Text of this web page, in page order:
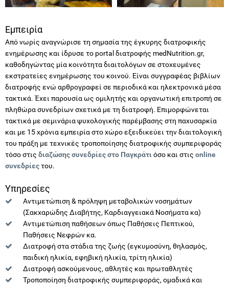
Εμπειρία
Από νωρίς αναγνώρισε τη σημασία της έγκυρης διατροφικής
ενημέρωσης και ίδρυσε το portal διατροφής medNutrition.gr,
καθοδηγώντας μία κοινότητα διαιτολόγων σε στοχευμένες
εκστρατείες ενημέρωσης του κοινού. Είναι συγγραφέας βιβλίων
διατροφής ενώ αρθρογραφεί σε περιοδικά και ηλεκτρονικά μέσα
τακτικά. Έχει παρουσία ως ομιλητής και οργανωτική επιτροπή σε
πληθώρα συνεδρίων σχετικά με τη διατροφή. Επιμορφώνεται
τακτικά με σεμινάρια ψυχολογικής παρέμβασης στη παχυσαρκία
και με 15 χρόνια εμπειρία στο χώρο εξειδικεύει την διαιτολογική
του πράξη με τεχνικές τροποποίησης διατροφικής συμπεριφοράς
τόσο στις διαζώσης συνεδρίες στο Παγκράτιόσο και στις online
συνεδρίεςτου.
Υπηρεσίες
Αντιμετώπιση & πρόληψη μεταβολικών νοσημάτων
(Σακχαρώδης Διαβήτης, Καρδιαγγειακά Νοσήματα κα)
Αντιμετώπιση παθήσεων όπως Παθήσεις Πεπτικού,
Παθήσεις Νεφρών κα.
Διατροφή στα στάδια της ζωής (εγκυμοσύνη, θηλασμός,
παιδική ηλικία, εφηβική ηλικία, τρίτη ηλικία)
Διατροφή ασκούμενους, αθλητές και πρωταθλητές
Τροποποίηση διατροφικής συμπεριφοράς, ομαδικά και